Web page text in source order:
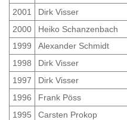
2001
Dirk Visser
2000
Heiko Schanzenbach
1999
Alexander Schmidt
1998
Dirk Visser
1997
Dirk Visser
1996
Frank Pöss
1995
Carsten Prokop